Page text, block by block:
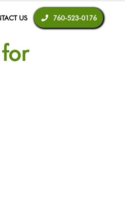
US 760-523-0176